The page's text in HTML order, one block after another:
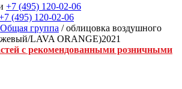
+7 (495) 120-02-06
(495) 120-02-06
Общая группа / облицовка воздушного
LAVA ORANGE)2021
с рекомендованными розничными